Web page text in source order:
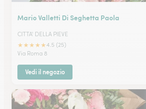
Mario Valletti Di Seghetta Paola
CITTA' DELLA PIEVE
★★★★★4.5 (25)
Via Roma 8
Vedi il negozio